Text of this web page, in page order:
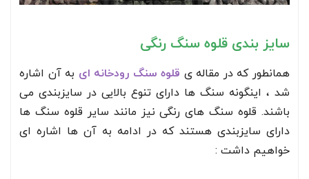
سایز بندی قلوه سنگ رنگی
همانطور که در مقاله ی قلوه سنگ رودخانه ای به آن اشاره
شد ، اینگونه سنگ ها دارای تنوع بالایی در سایزبندی می
باشند. قلوه سنگ های رنگی نیز مانند سایر قلوه سنگ ها
دارای سایزبندی هستند که در ادامه به آن ها اشاره ای
خواهیم داشت :